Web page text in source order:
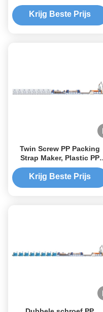
verpakkingsbandmachine
Karton
Krijg Beste Prijs
Twin Screw PP Packing
Strap Maker, Plastic PP
Strapping Band Maker
Krijg Beste Prijs